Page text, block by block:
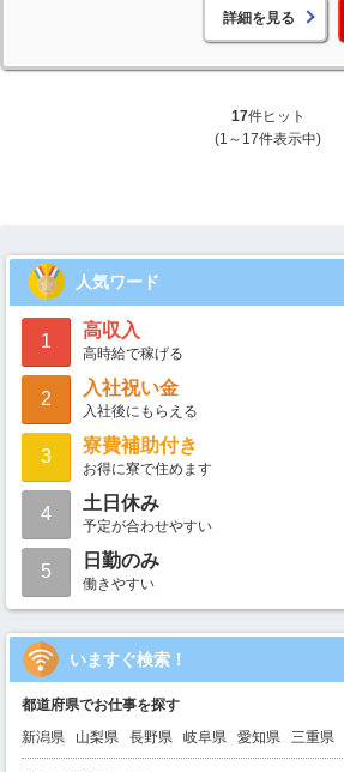
詳細を見る
17件ヒット
(1～17件表示中)
人気ワード
1
高収入
高時給で稼げる
2
入社祝い金
入社後にもらえる
3
寮費補助付き
お得に寮で住めます
4
土日休み
予定が合わせやすい
5
日勤のみ
働きやすい
いますぐ検索！
都道府県でお仕事を探す
新潟県
山梨県 長野県 岐阜県 愛知県 三重県